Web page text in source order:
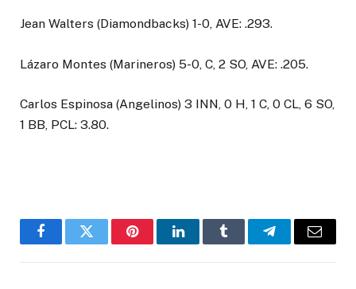
Jean Walters (Diamondbacks) 1-0, AVE: .293.
Lázaro Montes (Marineros) 5-0, C, 2 SO, AVE: .205.
Carlos Espinosa (Angelinos) 3 INN, 0 H, 1 C, 0 CL, 6 SO,
1 BB, PCL: 3.80.
FacebookTwitter PinterestLinkedInTumblr TelegramEmail